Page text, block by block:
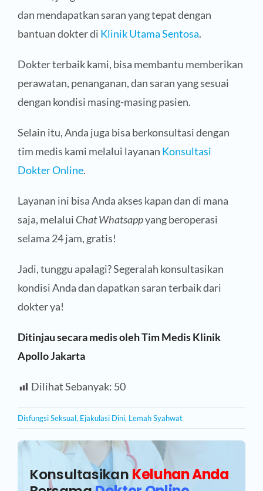
dan mendapatkan saran yang tepat dengan
bantuan dokter di Klinik Utama Sentosa.
Dokter terbaik kami, bisa membantu memberikan
perawatan, penanganan, dan saran yang sesuai
dengan kondisi masing-masing pasien.
Selain itu, Anda juga bisa berkonsultasi dengan
tim medis kami melalui layanan Konsultasi
Dokter Online.
Layanan ini bisa Anda akses kapan dan di mana
saja, melalui Chat Whatsappyang beroperasi
selama 24 jam, gratis!
Jadi, tunggu apalagi? Segeralah konsultasikan
kondisi Anda dan dapatkan saran terbaik dari
dokter ya!
Ditinjau secara medis oleh Tim Medis Klinik
Apollo Jakarta
Dilihat Sebanyak: 50
Disfungsi Seksual, Ejakulasi Dini, Lemah Syahwat
Konsultasikan Keluhan Anda